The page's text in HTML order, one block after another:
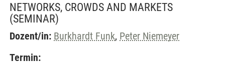
NETWORKS, CROWDS AND MARKETS
(SEMINAR)
Dozent/in: Burkhardt Funk, Peter Niemeyer
Termin: